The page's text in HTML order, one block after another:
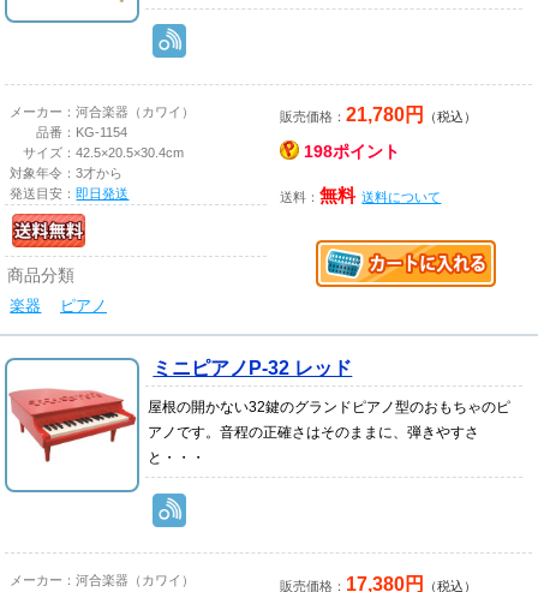
メーカー：河合楽器（カワイ）
品番： KG-1154
サイズ：42.5×20.5×30.4cm
対象年令：3才から
発送目安：即日発送
商品分類
楽器 ピアノ
販売価格：21,780円 （税込）
198ポイント
送料：無料 送料について
ミニピアノP-32 レッド
屋根の開かない32鍵のグランドピアノ型のおもちゃのピ
アノです。音程の正確さはそのままに、弾きやすさ
と・・・
メーカー：河合楽器（カワイ） 販売価格： 17,380円 （税込）